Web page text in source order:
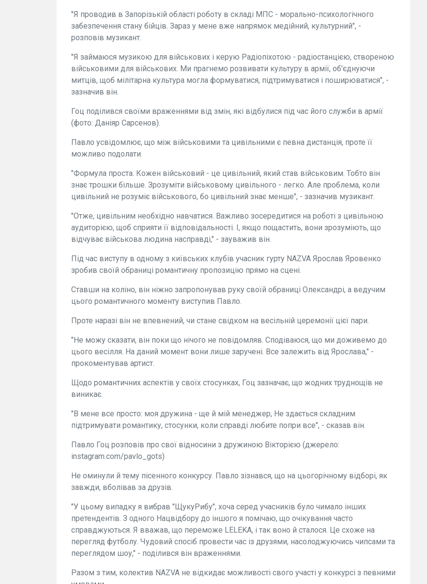
"Я проводив в Запорізькій області роботу в складі МПС - морально-психологічного
забезпечення стану бійців. Зараз у мене вже напрямок медійний, культурний", -
розповів музикант.
"Я займаюся музикою для військових і керую Радіопіхотою - радіостанцією, створеною
військовими для військових. Ми прагнемо розвивати культуру в армії, об'єднуючи
митців, щоб мілітарна культура могла формуватися, підтримуватися і поширюватися", -
зазначив він.
Гоц поділився своїми враженнями від змін, які відбулися під час його служби в армії
(фото: Даніяр Сарсенов).
Павло усвідомлює, що між військовими та цивільними є певна дистанція, проте її
можливо подолати.
"Формула проста. Кожен військовий - це цивільний, який став військовим. Тобто він
знає трошки більше. Зрозуміти військовому цивільного - легко. Але проблема, коли
цивільний не розуміє військового, бо цивільний знає менше", - зазначив музикант.
"Отже, цивільним необхідно навчатися. Важливо зосередитися на роботі з цивільною
аудиторією, щоб сприяти її відповідальності. І, якщо пощастить, вони зрозуміють, що
відчуває військова людина насправді," - зауважив він.
Під час виступу в одному з київських клубів учасник гурту NAZVA Ярослав Яровенко
зробив своїй обраниці романтичну пропозицію прямо на сцені.
Ставши на коліно, він ніжно запропонував руку своїй обраниці Олександрі, а ведучим
цього романтичного моменту виступив Павло.
Проте наразі він не впевнений, чи стане свідком на весільній церемонії цієї пари.
"Не можу сказати, він поки що нічого не повідомляв. Сподіваюся, що ми доживемо до
цього весілля. На даний момент вони лише заручені. Все залежить від Ярослава," -
прокоментував артист.
Щодо романтичних аспектів у своїх стосунках, Гоц зазначає, що жодних труднощів не
виникає.
"В мене все просто: моя дружина - ще й мій менеджер, Не здається складним
підтримувати романтику, стосунки, коли справді любите попри все", - сказав він.
Павло Гоц розповів про свої відносини з дружиною Вікторією (джерело:
instagram.com/pavlo_gots)
Не оминули й тему пісенного конкурсу. Павло зізнався, що на цьогорічному відборі, як
завжди, вболівав за друзів.
"У цьому випадку я вибрав "ЩукуРибу", хоча серед учасників було чимало інших
претендентів. З одного Нацвідбору до іншого я помічаю, що очікування часто
справджуються. Я вважав, що переможе LELEKA, і так воно й сталося. Це схоже на
перегляд футболу. Чудовий спосіб провести час із друзями, насолоджуючись чипсами та
переглядом шоу," - поділився він враженнями.
Разом з тим, колектив NAZVA не відкидає можливості свого участі у конкурсі з певними